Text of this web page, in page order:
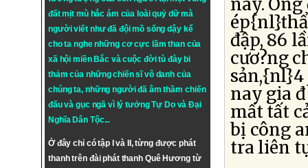
đất mịt mù hắc ám của loài quỷ dữ mà
người viết như đã đội mồ sống dậy kể
cho ta nghe những cơ cực lầm than của
xã hội miền Bắc và cuộc đời tù đày bi
thảm của những chiến sĩ vô danh của
chúng ta, những người đã âm thầm chiến
đấu và gục ngã vì lý tưởngTự DovàĐại
Nghĩa Dân Tộc...
Ở đây chỉ có tập I và II, từng được phát
thanh trên đài phát thanh Quê Hương từ
nay.
đập, 86
cươ?ng
sản,{nl}4
nay gia
mất tất
bị công
tra liên